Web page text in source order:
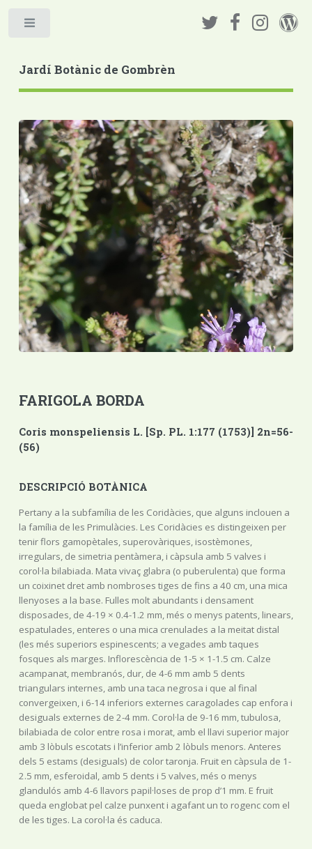
Jardí Botànic de Gombrèn
FARIGOLA BORDA
Coris monspeliensis L. [Sp. PL. 1:177 (1753)] 2n=56-
(56)
DESCRIPCIÓ BOTÀNICA
Pertany a la subfamília de les Coridàcies, que alguns inclouen a
la família de les Primulàcies. Les Coridàcies es distingeixen per
tenir flors gamopètales, superovàriques, isostèmones,
irregulars, de simetria pentàmera, i càpsula amb 5 valves i
corol·la bilabiada. Mata vivaç glabra (o puberulenta) que forma
un coixinet dret amb nombroses tiges de fins a 40 cm, una mica
llenyoses a la base. Fulles molt abundants i densament
disposades, de 4-19 × 0.4-1.2 mm, més o menys patents, linears,
espatulades, enteres o una mica crenulades a la meitat distal
(les més superiors espinescents; a vegades amb taques
fosques als marges. Inflorescència de 1-5 × 1-1.5 cm. Calze
acampanat, membranós, dur, de 4-6 mm amb 5 dents
triangulars internes, amb una taca negrosa i que al final
convergeixen, i 6-14 inferiors externes caragolades cap enfora i
desiguals externes de 2-4 mm. Corol·la de 9-16 mm, tubulosa,
bilabiada de color entre rosa i morat, amb el llavi superior major
amb 3 lòbuls escotats i l’inferior amb 2 lòbuls menors. Anteres
dels 5 estams (desiguals) de color taronja. Fruit en càpsula de 1-
2.5 mm, esferoidal, amb 5 dents i 5 valves, més o menys
glandulós amb 4-6 llavors papil·loses de prop d’1 mm. E fruit
queda englobat pel calze punxent i agafant un to rogenc com el
de les tiges. La corol·la és caduca.